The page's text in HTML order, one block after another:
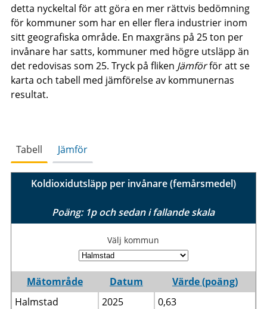
detta nyckeltal för att göra en mer rättvis bedömning
för kommuner som har en eller flera industrier inom
sitt geografiska område. En maxgräns på 25 ton per
invånare har satts, kommuner med högre utsläpp än
det redovisas som 25. Tryck på fliken Jämförför att se
karta och tabell med jämförelse av kommunernas
resultat.
Tabell Jämför
Koldioxidutsläpp per invånare (femårsmedel)
Poäng: 1p och sedan i fallande skala
Välj kommun
Mätområde Datum
Värde (poäng)
Halmstad
2025 0,63